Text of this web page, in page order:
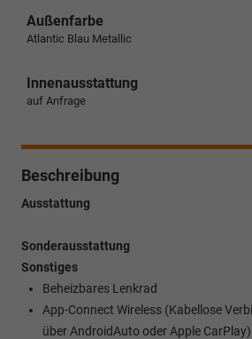
Außenfarbe
Atlantic Blau Metallic
Innenausstattung
auf Anfrage
Beschreibung
Ausstattung
Sonderausstattung
Sonstiges
Beheizbares Lenkrad
App-Connect Wireless (Kabellose
über AndroidAuto oder Apple CarPlay)